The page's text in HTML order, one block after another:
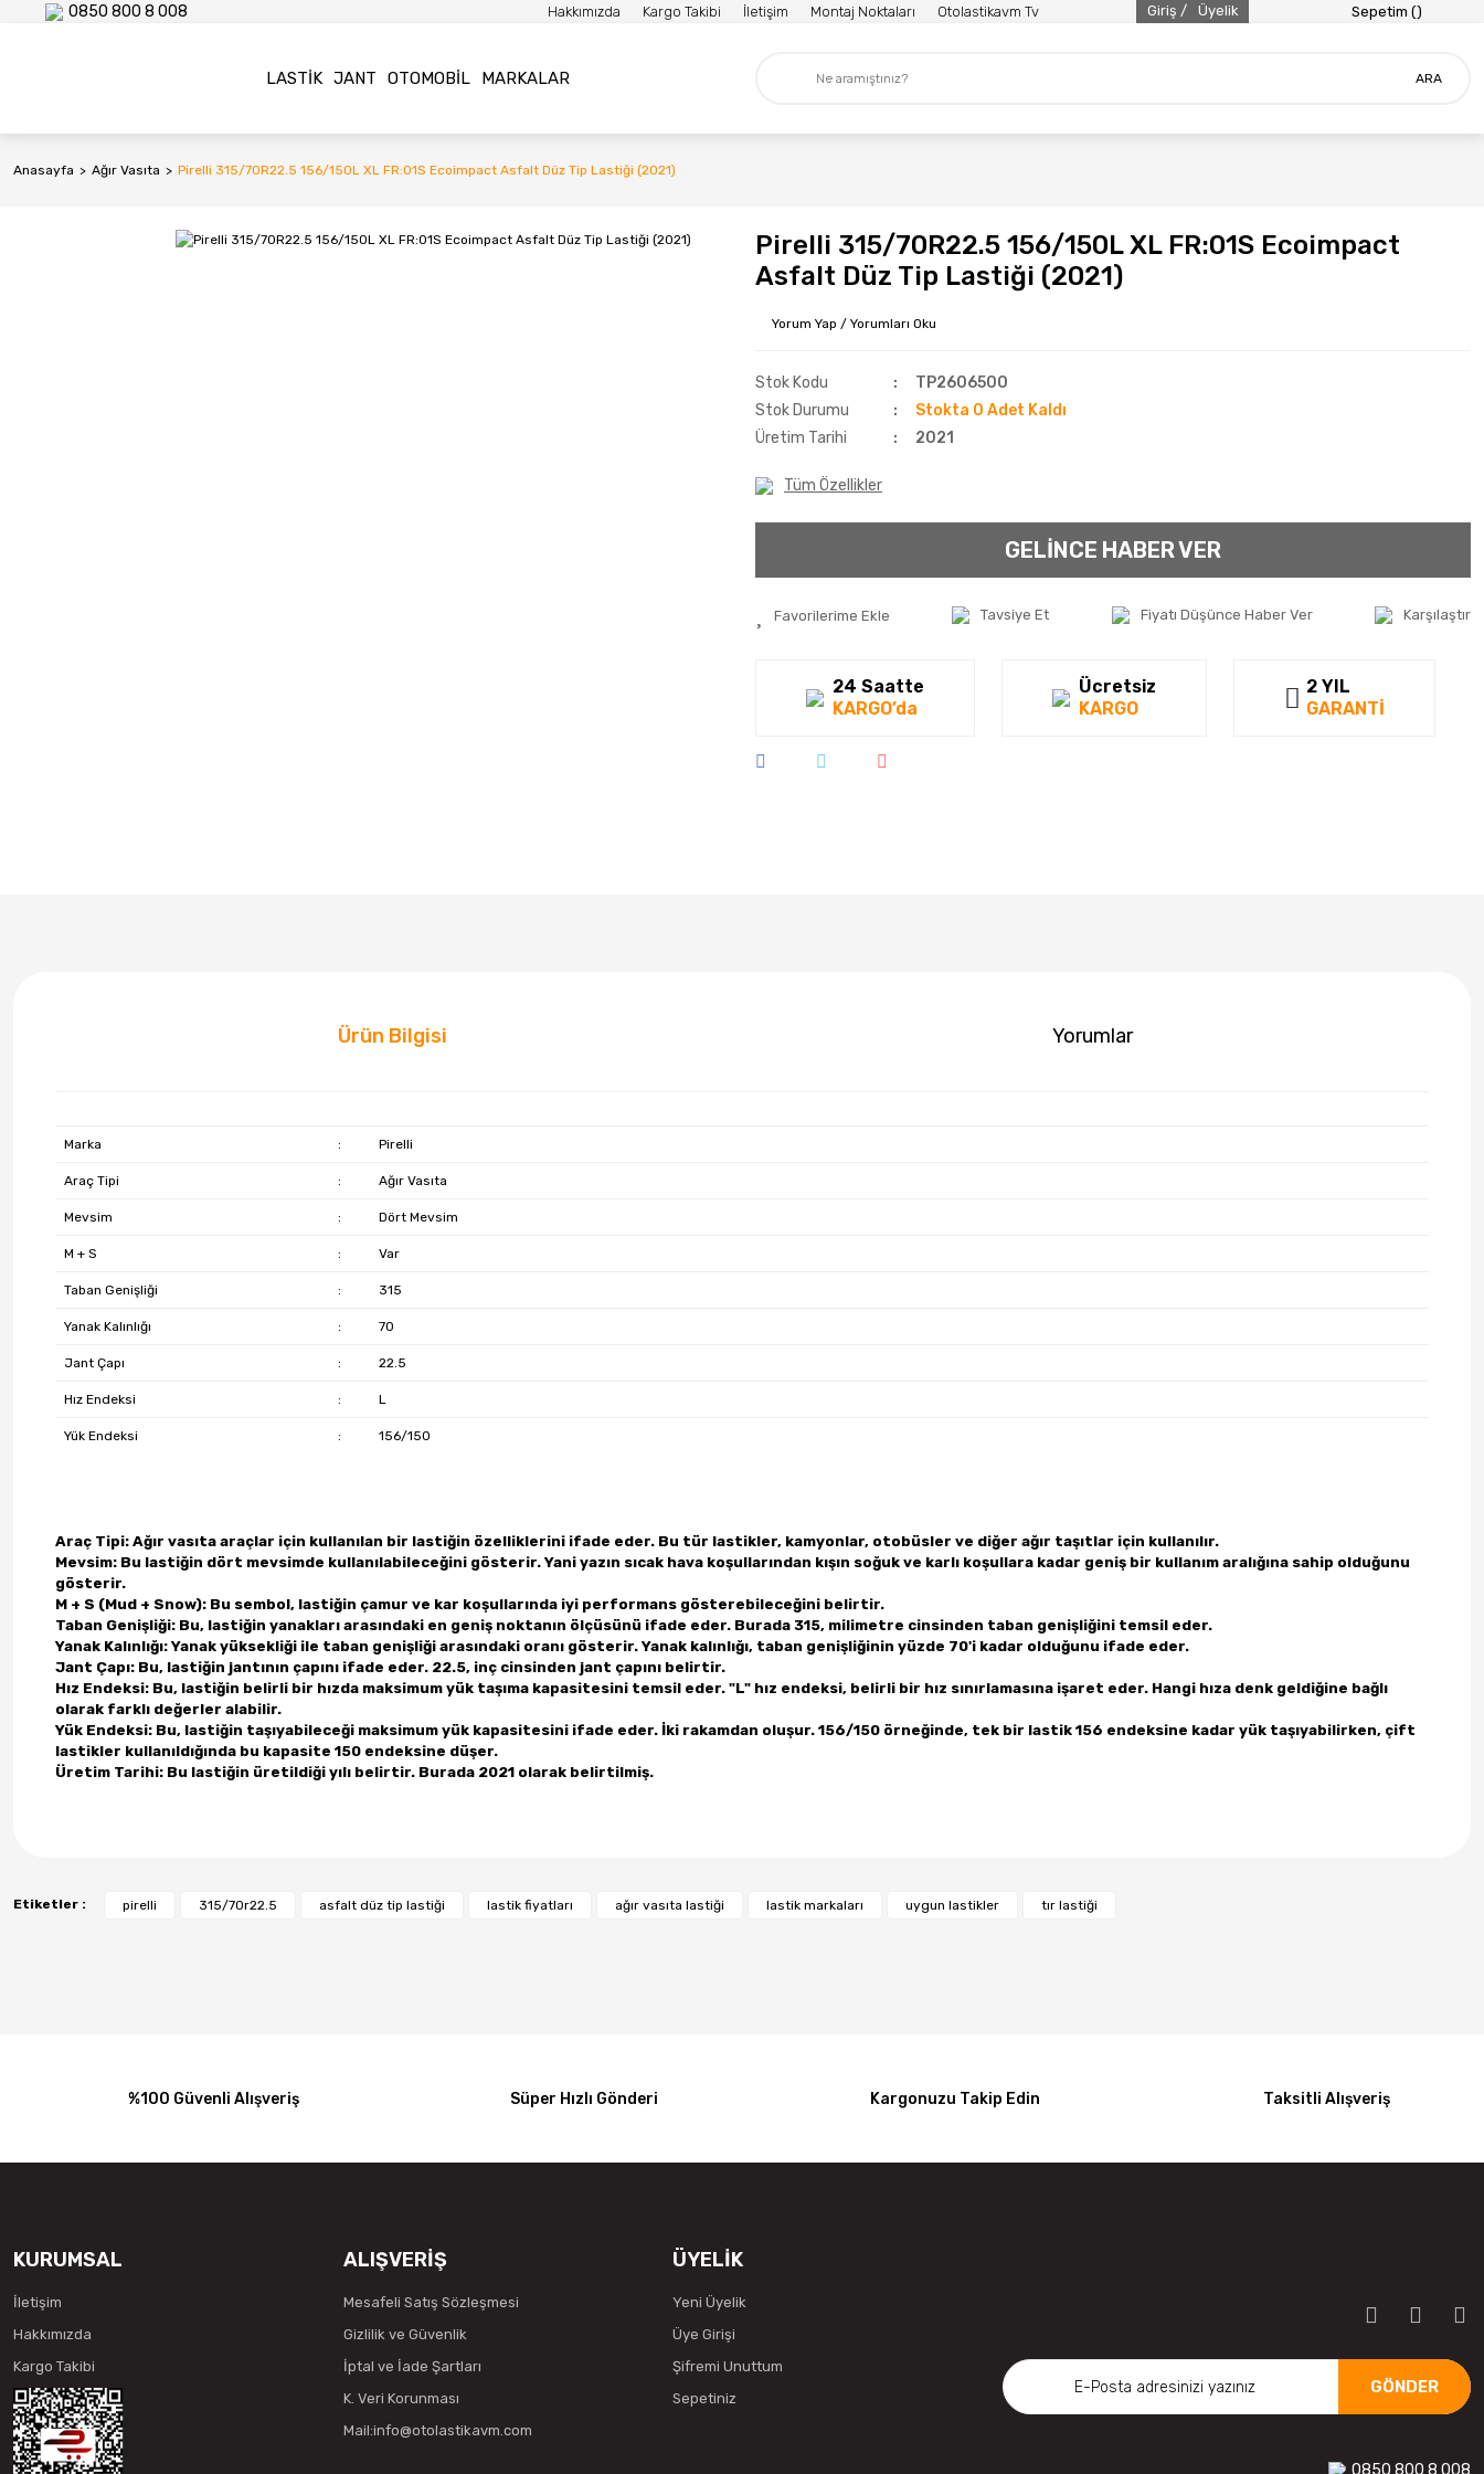
0850 800 8 008 Hakkımızda Kargo Takibi İletişim Montaj Noktaları Otolastikavm Tv Giriş / Üyelik Sepetim ()
LASTIK JANT OTOMOBIL MARKALAR ARA
Anasayfa Ağır Vasıta Pirelli 315/70R22.5 156/150L XL FR:01S Ecoimpact Asfalt Düz Tip Lastiği (2021)
Pirelli 315/70R22.5 156/150L XL FR:01S Ecoimpact
Asfalt Düz Tip Lastiği (2021)
Yorum Yap / Yorumları Oku
Stok Kodu
TP2606500
Stok Durumu
Stokta 0 Adet Kaldı
Üretim Tarihi
2021
Tüm Özellikler
GELİNCE HABER VER
Tavsiye Et Fiyatı Düşünce Haber Ver Karşılaştır
24 Saatte
KARGO’da
Ücretsiz
KARGO
2 YIL
GARANTİ
Ürün Bilgisi Yorumlar
Marka : Pirelli
Araç Tipi : Ağır Vasıta
Mevsim : Dört Mevsim
M + S : Var
Taban Genişliği : 315
Yanak Kalınlığı : 70
Jant Çapı : 22.5
Hız Endeksi : L
Yük Endeksi : 156/150
Araç Tipi: Ağır vasıta araçlar için kullanılan bir lastiğin özelliklerini ifade eder. Bu tür lastikler, kamyonlar, otobüsler ve diğer ağır taşıtlar için kullanılır.
Mevsim: Bu lastiğin dört mevsimde kullanılabileceğini gösterir. Yani yazın sıcak hava koşullarından kışın soğuk ve karlı koşullara kadar geniş bir kullanım aralığına sahip olduğunu
gösterir.
M + S (Mud + Snow): Bu sembol, lastiğin çamur ve kar koşullarında iyi performans gösterebileceğini belirtir.
Taban Genişliği: Bu, lastiğin yanakları arasındaki en geniş noktanın ölçüsünü ifade eder. Burada 315, milimetre cinsinden taban genişliğini temsil eder.
Yanak Kalınlığı: Yanak yüksekliği ile taban genişliği arasındaki oranı gösterir. Yanak kalınlığı, taban genişliğinin yüzde 70'i kadar olduğunu ifade eder.
Jant Çapı: Bu, lastiğin jantının çapını ifade eder. 22.5, inç cinsinden jant çapını belirtir.
Hız Endeksi: Bu, lastiğin belirli bir hızda maksimum yük taşıma kapasitesini temsil eder. "L" hız endeksi, belirli bir hız sınırlamasına işaret eder. Hangi hıza denk geldiğine bağlı
olarak farklı değerler alabilir.
Yük Endeksi: Bu, lastiğin taşıyabileceği maksimum yük kapasitesini ifade eder. İki rakamdan oluşur. 156/150 örneğinde, tek bir lastik 156 endeksine kadar yük taşıyabilirken, çift
lastikler kullanıldığında bu kapasite 150 endeksine düşer.
Üretim Tarihi: Bu lastiğin üretildiği yılı belirtir. Burada 2021 olarak belirtilmiş.
Etiketler : pirelli 315/70r22.5 asfalt düz tip lastiği lastik fiyatları ağır vasıta lastiği lastik markaları uygun lastikler tır lastiği
%100 Güvenli Alışveriş Süper Hızlı Gönderi Kargonuzu Takip Edin Taksitli Alışveriş
KURUMSAL
İletişim
Hakkımızda
Kargo Takibi
ALIŞVERİŞ
Mesafeli Satış Sözleşmesi
Gizlilik ve Güvenlik
İptal ve İade Şartları
K. Veri Korunması
Mail:info@otolastikavm.com
ÜYELİK
Yeni Üyelik
Üye Girişi
Şifremi Unuttum
Sepetiniz
GÖNDER
0850 800 8 008